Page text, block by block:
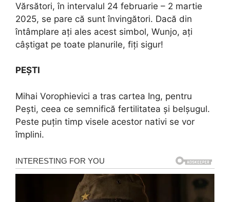
Vărsători, în intervalul 24 februarie – 2 martie
2025, se pare că sunt învingători. Dacă din
întâmplare ați ales acest simbol, Wunjo, ați
câștigat pe toate planurile, fiți sigur!
PEȘTI
Mihai Vorophievici a tras cartea Ing, pentru
Pești, ceea ce semnifică fertilitatea și belșugul.
Peste puțin timp visele acestor nativi se vor
împlini.